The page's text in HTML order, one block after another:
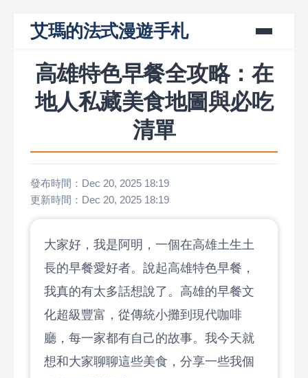
艾瑪的法式漫遊手札
高雄特色早餐全攻略：在
地人私藏美食地圖與必吃
清單
發布時間：Dec 20, 2025 18:19
更新時間：Dec 20, 2025 18:19
大家好，我是阿明，一個在高雄土生土
長的早餐愛好者。說起高雄特色早餐，
我真的有太多話想說了。高雄的早餐文
化超級豐富，從傳統小攤到現代咖啡
廳，每一家都有自己的故事。我今天就
想和大家聊聊這些美食，分享一些我個